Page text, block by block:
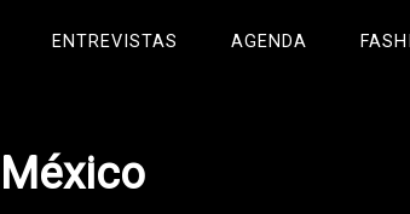
ENTREVISTAS AGENDA